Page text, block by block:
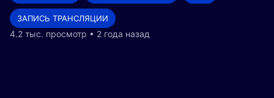
ЗАПИСЬ ТРАНСЛЯЦИИ
4.2 тыс. просмотр • 2 года назад